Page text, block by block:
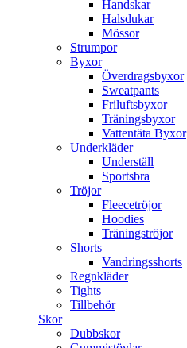
Handskar
Halsdukar
Mössor
Strumpor
Byxor
Överdragsbyxor
Sweatpants
Friluftsbyxor
Träningsbyxor
Vattentäta Byxor
Underkläder
Underställ
Sportsbra
Tröjor
Fleecetröjor
Hoodies
Träningströjor
Shorts
Vandringsshorts
Regnkläder
Tights
Tillbehör
Skor
Dubbskor